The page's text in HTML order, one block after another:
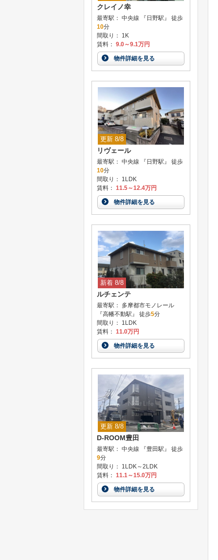
クレイノ幸
最寄駅： 中央線 『日野駅』 徒歩
10分
間取り： 1K
賃料： 9.0～9.1万円
物件詳細を見る
更新 8/8
リヴェール
最寄駅： 中央線 『日野駅』 徒歩
10分
間取り： 1LDK
賃料： 11.5～12.4万円
物件詳細を見る
新着 8/8
ルチェンテ
最寄駅： 多摩都市モノレール
『高幡不動駅』 徒歩5分
間取り： 1LDK
賃料： 11.0万円
物件詳細を見る
更新 8/8
D-ROOM豊田
最寄駅： 中央線 『豊田駅』 徒歩
9分
間取り： 1LDK～2LDK
賃料： 11.1～15.0万円
物件詳細を見る